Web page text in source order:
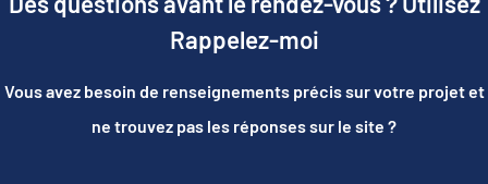
Rappelez-moi
Vous avez besoin de renseignements précis sur votre projet et
ne trouvez pas les réponses sur le site ?